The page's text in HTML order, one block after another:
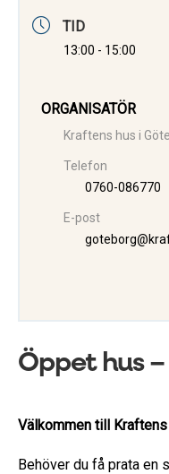
TID
13:00 - 15:00
ORGANISATÖR
Kraftens hus i
Telefon
0760-086770
E-post
Öppet hus
Välkommen till
Behöver du få prata en